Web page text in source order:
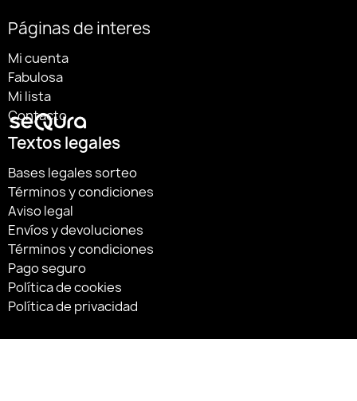
Páginas de interes
Mi cuenta
Fabulosa
Mi lista
Contacto
Textos legales
Bases legales sorteo
Términos y condiciones
Aviso legal
Envíos y devoluciones
Términos y condiciones
Pago seguro
Política de cookies
Política de privacidad